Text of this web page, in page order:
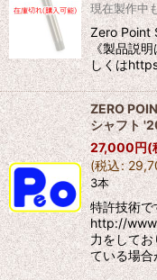
現在製作中
Zero Point
《製品説
しくは
ZERO
シャフト
27,000円(
(税込:
3本
特許技術
http://
力をして
ている場